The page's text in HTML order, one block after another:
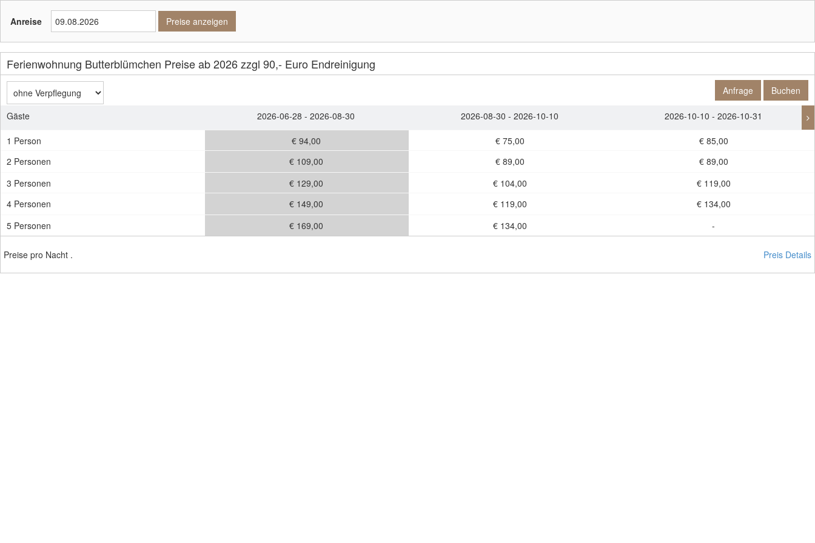
Anreise Preise anzeigen
Ferienwohnung Butterblümchen Preise ab 2026 zzgl 90,- Euro Endreinigung
Anfrage Buchen
Gäste
1 Person
2 Personen
3 Personen
4 Personen
5 Personen
2026-06-28 - 2026-08-30
€ 94,00
€ 109,00
€ 129,00
€ 149,00
€ 169,00
2026-08-30 - 2026-10-10
€ 75,00
€ 89,00
€ 104,00
€ 119,00
€ 134,00
2026-10-10 - 2026-10-31
€ 85,00
€ 89,00
€ 119,00
€ 134,00
-
Preise pro Nacht . Preis Details